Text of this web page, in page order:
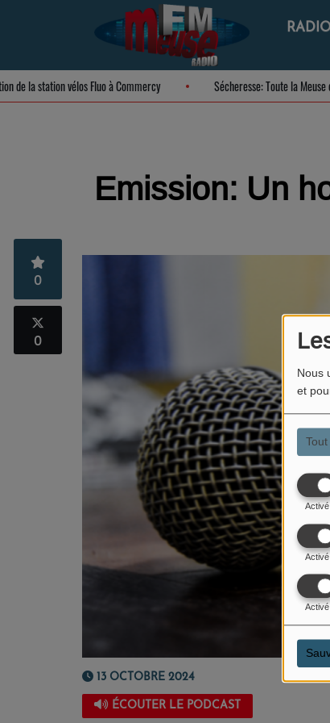
Nous
et
Activé
Activé
Activé
de la station vélos Fluo à Commercy Sécheresse: Toute la
Emission: Un
0
0
13 OCTOBRE 2024
ÉCOUTER LE PODCAST